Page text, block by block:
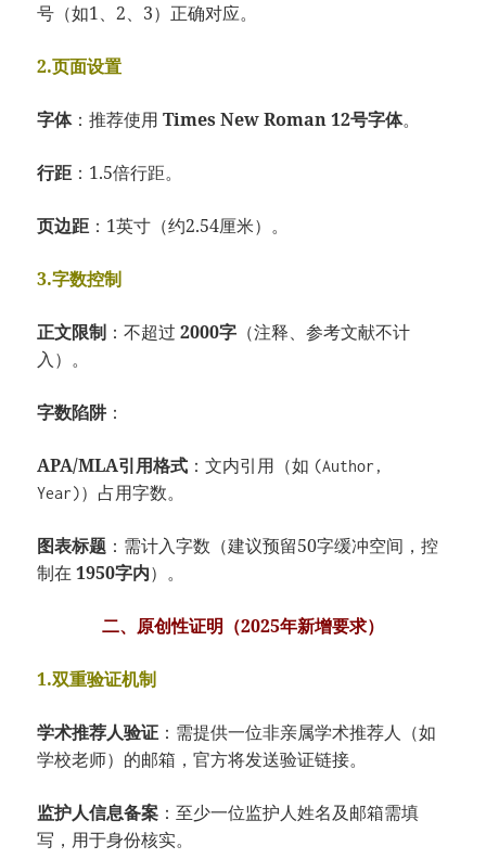
号（如1、2、3）正确对应。
2.页面设置
字体：推荐使用Times New Roman 12号字体。
行距 ：1.5倍行距。
页边距 ：1英寸（约2.54厘米）。
3.字数控制
正文限制 ：不超过2000字 （注释、参考文献不计
入）。
字数陷阱 ：
APA/MLA引用格式 ：文内引用（如 (Author,
Year)）占用字数。
图表标题 ：需计入字数（建议预留50字缓冲空间，控
制在1950字内）。
二、原创性证明（2025年新增要求）
1.双重验证机制
学术推荐人验证 ：需提供一位非亲属学术推荐人（如
学校老师）的邮箱，官方将发送验证链接。
监护人信息备案 ：至少一位监护人姓名及邮箱需填
写，用于身份核实。